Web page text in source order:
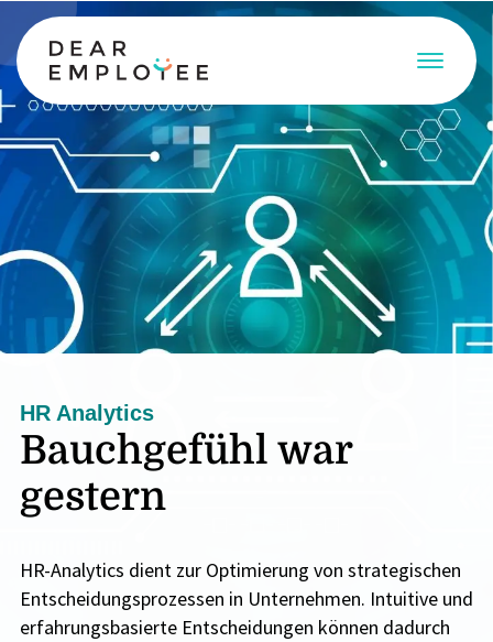
HR Analytics
Bauchgefühl war
gestern
HR-Analytics dient zur Optimierung von strategischen
Entscheidungsprozessen in Unternehmen. Intuitive und
erfahrungsbasierte Entscheidungen können dadurch